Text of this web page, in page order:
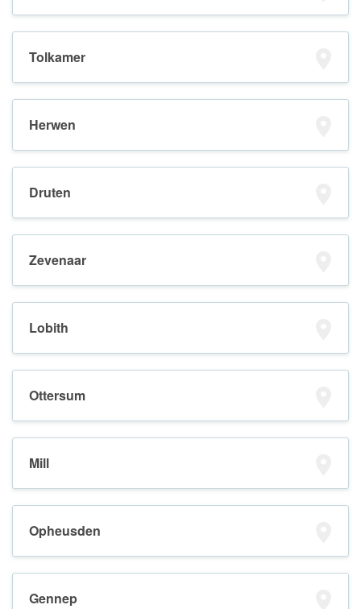
Tolkamer
Herwen
Druten
Zevenaar
Lobith
Ottersum
Mill
Opheusden
Gennep